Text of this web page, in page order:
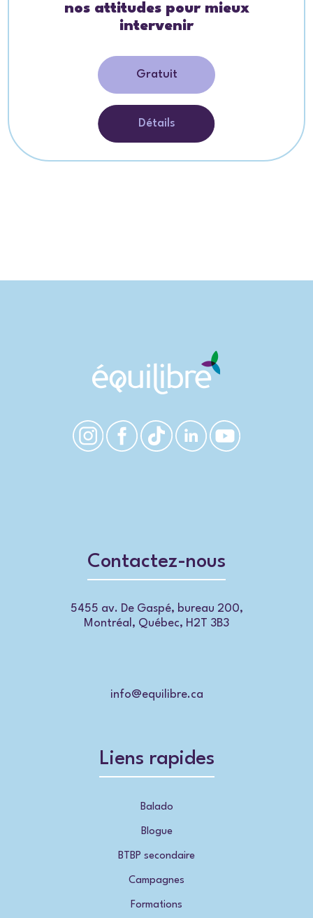
nos attitudes pour mieux
intervenir
Gratuit
Détails
Contactez-nous
5455 av. De Gaspé, bureau 200,
Montréal, Québec, H2T 3B3
info@equilibre.ca
Liens rapides
Balado
Blogue
BTBP secondaire
Campagnes
Formations